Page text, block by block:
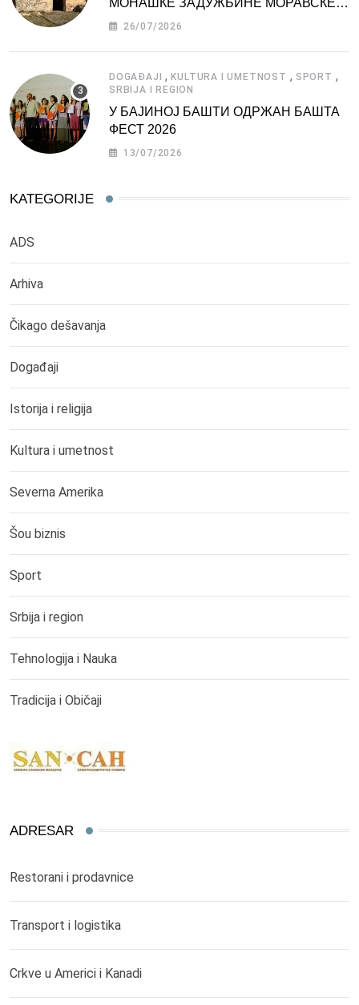
СРБИЈЕ
26/07/2026
DOGAĐAJI ,KULTURA I UMETNOST , SPORT ,
SRBIJA I REGION
У БАЈИНОЈ БАШТИ ОДРЖАН БАШТА
ФЕСТ 2026
13/07/2026
KATEGORIJE
ADS
Arhiva
Čikago dešavanja
Događaji
Istorija i religija
Kultura i umetnost
Severna Amerika
Šou biznis
Sport
Srbija i region
Tehnologija i Nauka
Tradicija i Običaji
ADRESAR
Restorani i prodavnice
Transport i logistika
Crkve u Americi i Kanadi